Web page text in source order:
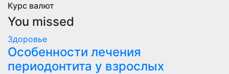
Курс валют
You missed
Здоровье
Особенности лечения
периодонтита у взрослых